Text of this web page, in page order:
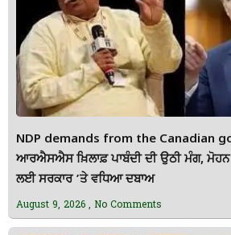
NDP demands from the Canadian
ਆਰਐਸਐਸ ਖ਼ਿਲਾਫ਼ ਪਾਬੰਦੀ ਦੀ ਉਠੀ ਮੰਗ, ਮੋਹਨ
ਲਈ ਸਰਕਾਰ ’ਤੇ ਵਧਿਆ ਦਬਾਅ
August 9, 2026 No Comments